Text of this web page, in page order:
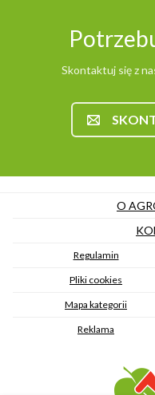
Skontaktuj się z
O
Regulamin
Pliki cookies
Mapa kategorii
Reklama